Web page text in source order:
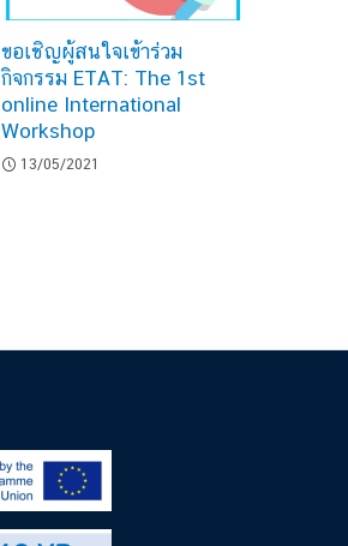
ขอเชิญผู้สนใจเข้าร่วม
กิจกรรม ETAT: The 1st
online International
Workshop
13/05/2021